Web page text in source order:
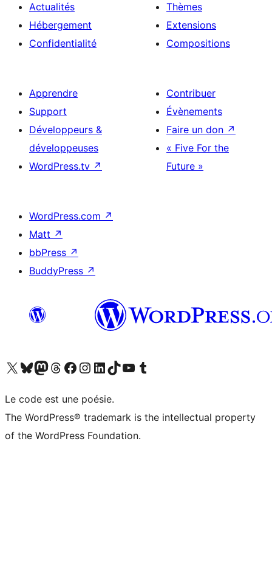
Actualités
Hébergement
Confidentialité
Thèmes
Extensions
Compositions
Apprendre
Support
Développeurs &
développeuses
WordPress.tv ↗
Contribuer
Évènements
Faire un don ↗
« Five For the
Future »
WordPress.com ↗
Matt ↗
bbPress ↗
BuddyPress ↗
Visitez notre compte X (précédemment Twitter)
Visiter notre compte Bluesky
Visiter notre compte Mastodon
Visiter notre compte Threads
Consulter notre compte Facebook
Consulter notre compte Instagram
Consulter notre compte LinkedIn
Visiter notre compte TokTok
Visiter notre chaîne YouTube
Visiter notre compte Tumblr
Le code est une poésie.
The WordPress® trademark is the intellectual property
of the WordPress Foundation.